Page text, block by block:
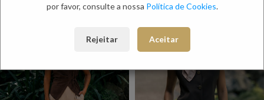
por favor, consulte a nossa Política de Cookies.
Rejeitar Aceitar